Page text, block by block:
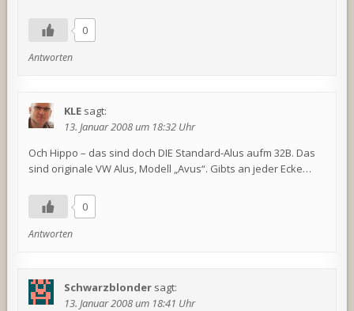
0
Antworten
KLE sagt:
13. Januar 2008 um 18:32 Uhr
Och Hippo – das sind doch DIE Standard-Alus aufm 32B. Das
sind originale VW Alus, Modell „Avus“. Gibts an jeder Ecke…
0
Antworten
Schwarzblonder sagt:
13. Januar 2008 um 18:41 Uhr